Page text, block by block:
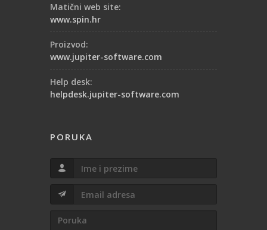
Matični web site:
www.spin.hr
Proizvod:
www.jupiter-software.com
Help desk:
helpdesk.jupiter-software.com
PORUKA